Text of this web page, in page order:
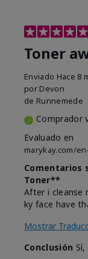
Toner
Enviado Hace 8
por Devon
de Runnemede
Comprador
Evaluado en
marykay.com/
Comentarios
Toner**
After i cleanse
ky face have
Mostrar
Conclusión